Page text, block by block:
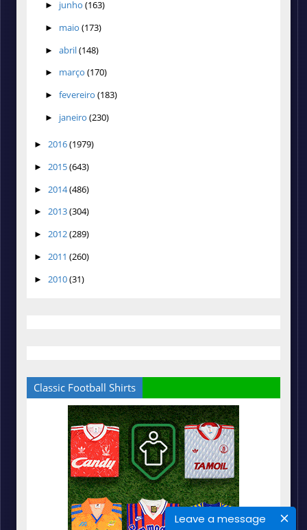
Leave a message
► junho (163)
► maio (173)
► abril(148)
► março (170)
► fevereiro (183)
► janeiro (230)
► 2016(1979)
► 2015(643)
► 2014(486)
► 2013(304)
► 2012(289)
► 2011 (260)
► 2010(31)
Classic Football Shirts